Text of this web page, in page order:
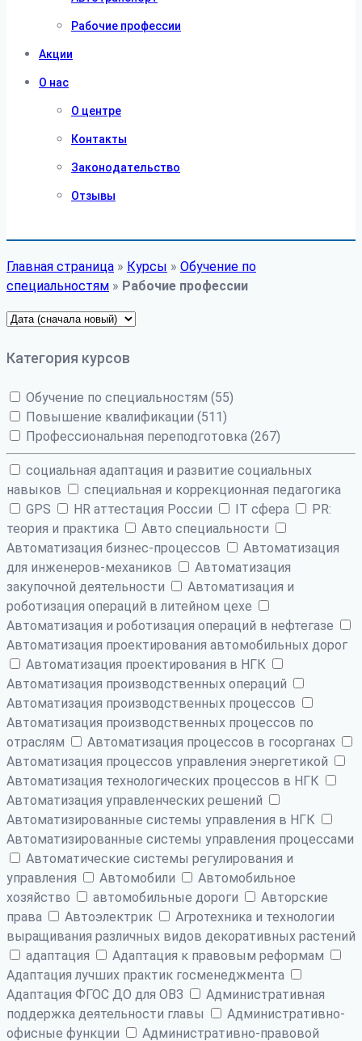
Рабочие профессии
Акции
О нас
О центре
Контакты
Законодательство
Отзывы
Главная страница » Курсы » Обучение по
специальностям » Рабочие профессии
Категория курсов
Обучение по специальностям (55)
Повышение квалификации (511)
Профессиональная переподготовка (267)
cоциальная адаптация и развитие социальных
навыков
cпециальная и коррекционная педагогика
GPS
HR аттестация России IT сфера
PR:
теория и практика
Авто специальности
Автоматизация бизнес-процессов
Автоматизация
для инженеров-механиков
Автоматизация
закупочной деятельности
Автоматизация и
роботизация операций в литейном цехе
Автоматизация и роботизация операций в нефтегазе
Автоматизация проектирования автомобильных дорог
Автоматизация проектирования в НГК
Автоматизация производственных операций
Автоматизация производственных процессов
Автоматизация производственных процессов по
отраслям
Автоматизация процессов в госорганах
Автоматизация процессов управления энергетикой
Автоматизация технологических процессов в НГК
Автоматизация управленческих решений
Автоматизированные системы управления в НГК
Автоматизированные системы управления процессами
Автоматические системы регулирования и
управления
Автомобили
Автомобильное
хозяйство
автомобильные дороги
Авторские
права
Автоэлектрик
Агротехника и технологии
выращивания различных видов декоративных растений
адаптация
Адаптация к правовым реформам
Адаптация лучших практик госменеджмента
Адаптация ФГОС ДО для ОВЗ
Административная
поддержка деятельности главы
Административно-
офисные функции
Административно-правовой